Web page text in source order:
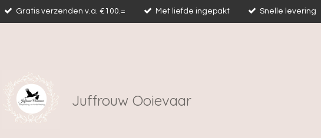
Gratis verzenden v.a. €100.= Met liefde ingepakt Snelle levering
Juffrouw Ooievaar